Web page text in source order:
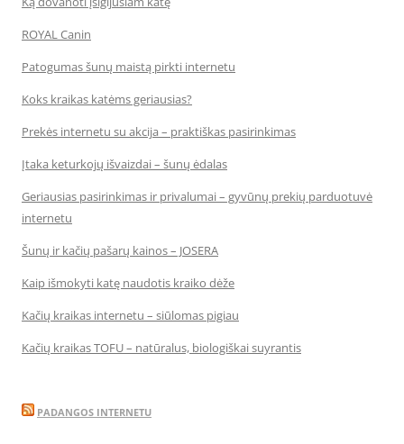
ROYAL Canin
Patogumas šunų maistą pirkti internetu
Koks kraikas katėms geriausias?
Prekės internetu su akcija – praktiškas pasirinkimas
Įtaka keturkojų išvaizdai – šunų ėdalas
Geriausias pasirinkimas ir privalumai – gyvūnų prekių parduotuvė
internetu
Šunų ir kačių pašarų kainos – JOSERA
Kaip išmokyti katę naudotis kraiko dėže
Kačių kraikas internetu – siūlomas pigiau
Kačių kraikas TOFU – natūralus, biologiškai suyrantis
PADANGOS INTERNETU